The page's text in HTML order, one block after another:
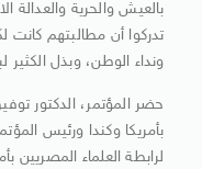
بالعيش والحرية والعدالة
تدركوا أن مطالبتهم كانت
ونداء الوطن، وبذل الكثير
حضر المؤتمر، الدكتور
بأمريكا وكندا ورئيس
لرابطة العلماء المصريين